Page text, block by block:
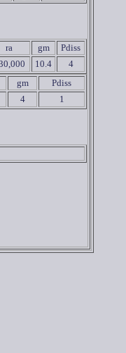
ra gm
Pdiss
10.4
4
gm
Pdiss
4 1